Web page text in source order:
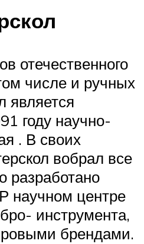
отечественного
числе и ручных
является
году научно-
. В своих
вобрал все
разработано
центре
инструмента,
брендами.